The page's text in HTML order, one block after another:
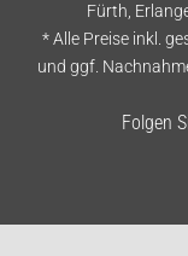
Fürth,
* Alle Preise inkl.
und ggf.
Folgen